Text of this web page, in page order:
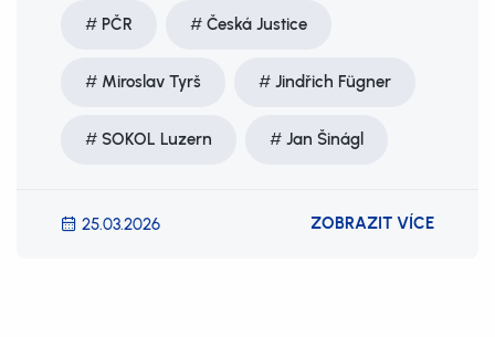
PČR Česká Justice
Miroslav Tyrš Jindřich Fügner
SOKOL Luzern Jan Šinágl
25.03.2026 ZOBRAZIT VÍCE